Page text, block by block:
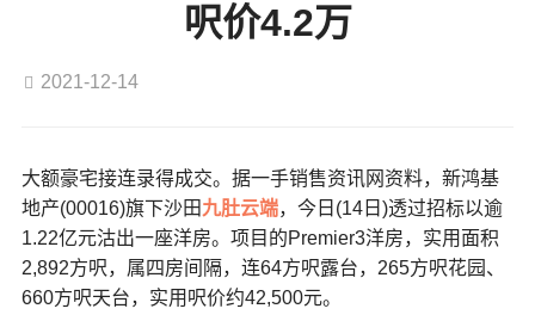
呎价4.2万
2021-12-14
大额豪宅接连录得成交。据一手销售资讯网资料，新鸿基
地产(00016)旗下沙田九肚云端，今日(14日)透过招标以逾
1.22亿元沽出一座洋房。项目的Premier3洋房，实用面积
2,892方呎，属四房间隔，连64方呎露台，265方呎花园、
660方呎天台，实用呎价约42,500元。